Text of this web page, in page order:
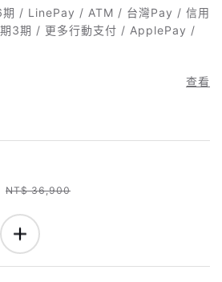
期 / LinePay / ATM / 台灣Pay / 信用
3期 / 更多行動支付 / ApplePay /
查看
NT$ 36,900